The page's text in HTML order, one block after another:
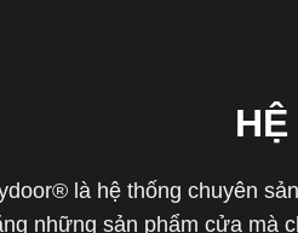
là hệ thống chuyên
những sản phẩm cửa mà